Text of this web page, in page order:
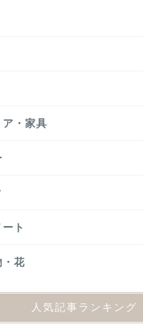
・家具
ト
花
なし！初心者にも簡単に
観葉植物8選